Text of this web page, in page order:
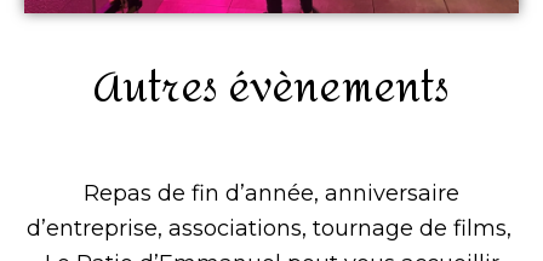
Autres évènements
Repas de fin d’année, anniversaire
d’entreprise, associations, tournage de films,